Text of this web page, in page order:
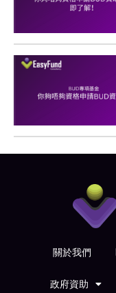
關於我們
政府資助